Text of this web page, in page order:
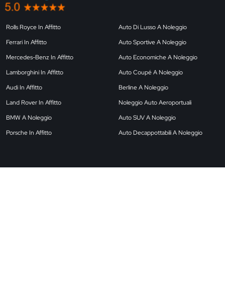
Rolls Royce In Affitto
Ferrari In Affitto
Mercedes-Benz In Affitto
Lamborghini In Affitto
Audi In Affitto
Land Rover In Affitto
BMW A Noleggio
Porsche In Affitto
Auto Di Lusso A Noleggio
Auto Sportive A Noleggio
Auto Economiche A Noleggio
Auto Coupé A Noleggio
Berline A Noleggio
Noleggio Auto Aeroportuali
Auto SUV A Noleggio
Auto Decappottabili A Noleggio